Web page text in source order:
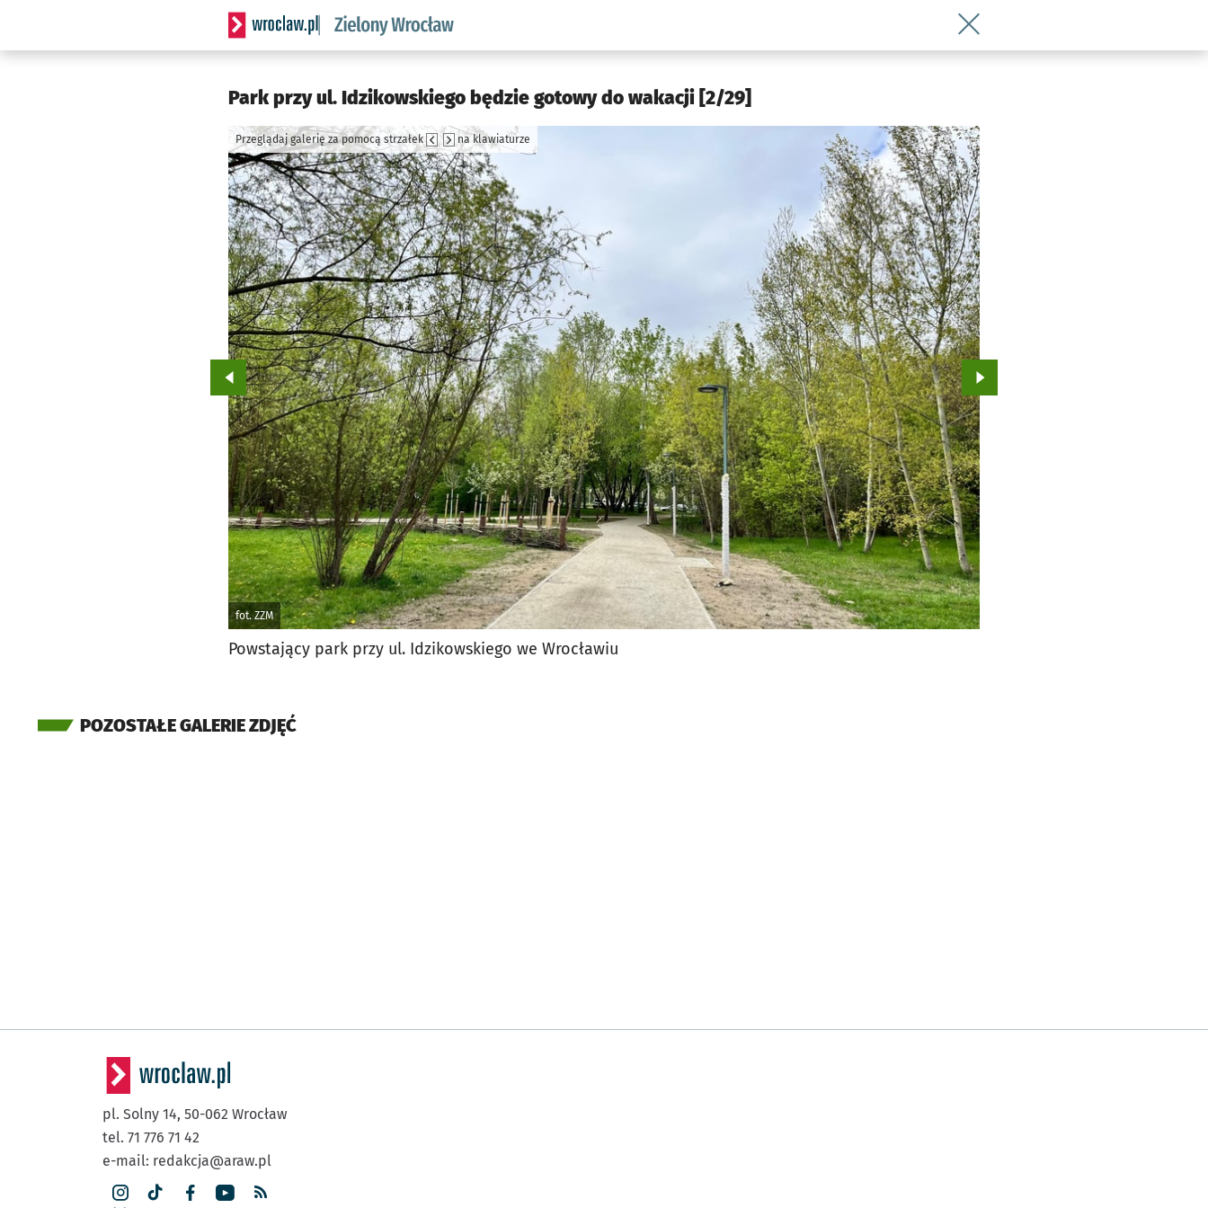
Serwis informacyjny wroclaw.pl podserwis: Środowisko we Wrocławiu
Wróć do artykułu Park przy ul.
Park przy ul. Idzikowskiego będzie gotowy do wakacji [2/29]
fot. ZZM
Przeglądaj galerię za pomocą strzałek na klawiaturze
Przejdź do poprzedniego zdjęcia. Przejdź do kolejnego zdjęcia.
Powstający park przy ul. Idzikowskiego we Wrocławiu
POZOSTAŁE GALERIE ZDJĘĆ
pl. Solny 14, 50-062 Wrocław
tel. 71 776 71 42
e-mail: redakcja@araw.pl